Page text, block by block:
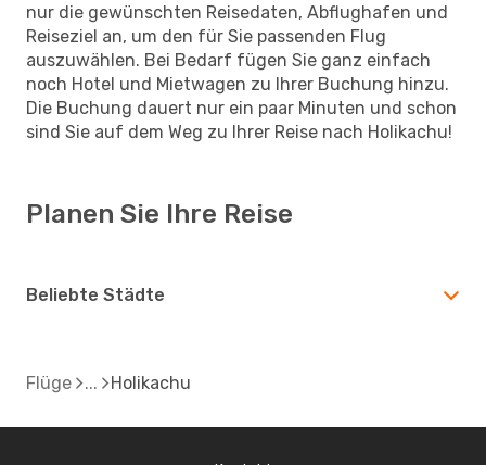
nur die gewünschten Reisedaten, Abflughafen und
Reiseziel an, um den für Sie passenden Flug
auszuwählen. Bei Bedarf fügen Sie ganz einfach
noch Hotel und Mietwagen zu Ihrer Buchung hinzu.
Die Buchung dauert nur ein paar Minuten und schon
sind Sie auf dem Weg zu Ihrer Reise nach Holikachu!
Planen Sie Ihre Reise
Beliebte Städte
Flüge Holikachu